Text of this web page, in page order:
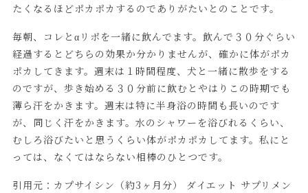
たくなるほどポカポカするのでありがたいとのことです。
毎朝、コレとαリポを一緒に飲んでます。飲んで３０分ぐらい
経過するとどちらの効果か分かりませんが、確かに体がポカ
ポカしてきます。週末は１時間程度、犬と一緒に散歩をする
のですが、歩き始める３０分前に飲むとやはりこの時期でも
薄ら汗をかきます。週末は特に半身浴の時間も長いのです
が、同じく汗をかきます。水のシャワーを浴びれるくらい、
むしろ浴びたいと思うくらい体がポカポカしてます。私にと
っては、なくてはならない相棒のひとつです。
引用元： カプサイシン（約3ヶ月分） ダイエット サプリメン